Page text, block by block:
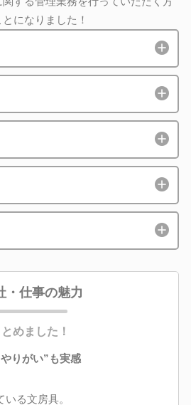
になりました！
・仕事の魅力
めました！
りがい”も実感
る文房具。